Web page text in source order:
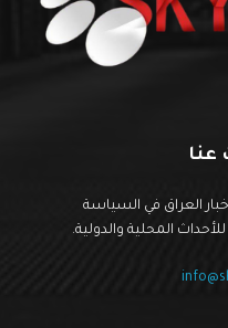
عنا
العراق في السياسة
المحلية والدولية.